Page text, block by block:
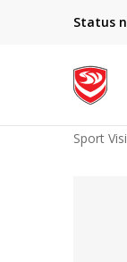
Status
Sport